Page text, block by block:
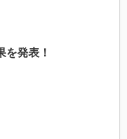
を発表！